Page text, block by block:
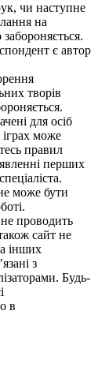
чи наступне
на
є автор
творів
для осіб
може
правил
перших
може бути
проводить
сайт не
інших
з
Будь-
в